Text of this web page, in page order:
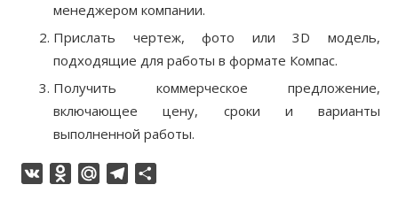
менеджером компании.
Прислать чертеж, фото или 3D модель,
подходящие для работы в формате Компас.
Получить коммерческое предложение,
включающее цену, сроки и варианты
выполненной работы.
VK Odnoklassniki
Mail.RuTelegram